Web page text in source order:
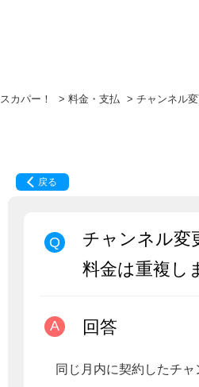
スカパー！ > 料金・支払 > チャンネル
戻る
チャンネル変
料金は重複し
回答
同じ月内に契約したチ